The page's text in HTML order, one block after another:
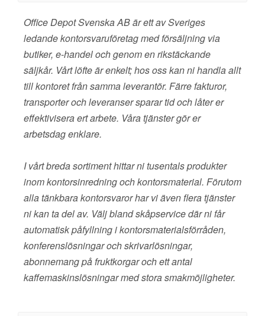
Office Depot Svenska AB är ett av Sveriges
ledande kontorsvaruföretag med försäljning via
butiker, e-handel och genom en rikstäckande
säljkår. Vårt löfte är enkelt; hos oss kan ni handla allt
till kontoret från samma leverantör. Färre fakturor,
transporter och leveranser sparar tid och låter er
effektivisera ert arbete. Våra tjänster gör er
arbetsdag enklare.
I vårt breda sortiment hittar ni tusentals produkter
inom kontorsinredning och kontorsmaterial. Förutom
alla tänkbara kontorsvaror har vi även flera tjänster
ni kan ta del av. Välj bland skåpservice där ni får
automatisk påfyllning i kontorsmaterialsförråden,
konferenslösningar och skrivarlösningar,
abonnemang på fruktkorgar och ett antal
kaffemaskinslösningar med stora smakmöjligheter.